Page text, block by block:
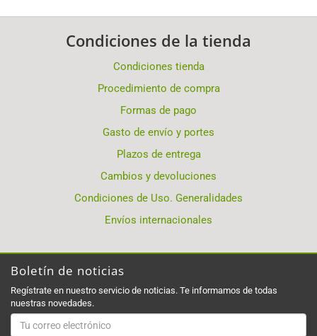
Condiciones de la tienda
Condiciones tienda
Procedimiento de compra
Formas de pago
Gasto de envío y portes
Plazos de entrega
Cambios y devoluciones
Condiciones de Uso. Generalidades
Envíos internacionales
Boletín de noticias
Regístrate en nuestro servicio de noticias. Te informamos de todas
nuestras novedades.